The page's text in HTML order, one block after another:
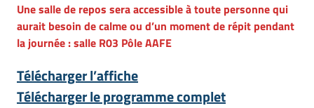
Une salle de repos sera accessible à toute personne qui
aurait besoin de calme ou d’un moment de répit pendant
la journée : salle R03 Pôle AAFE
Télécharger l’affiche
Télécharger le programme complet